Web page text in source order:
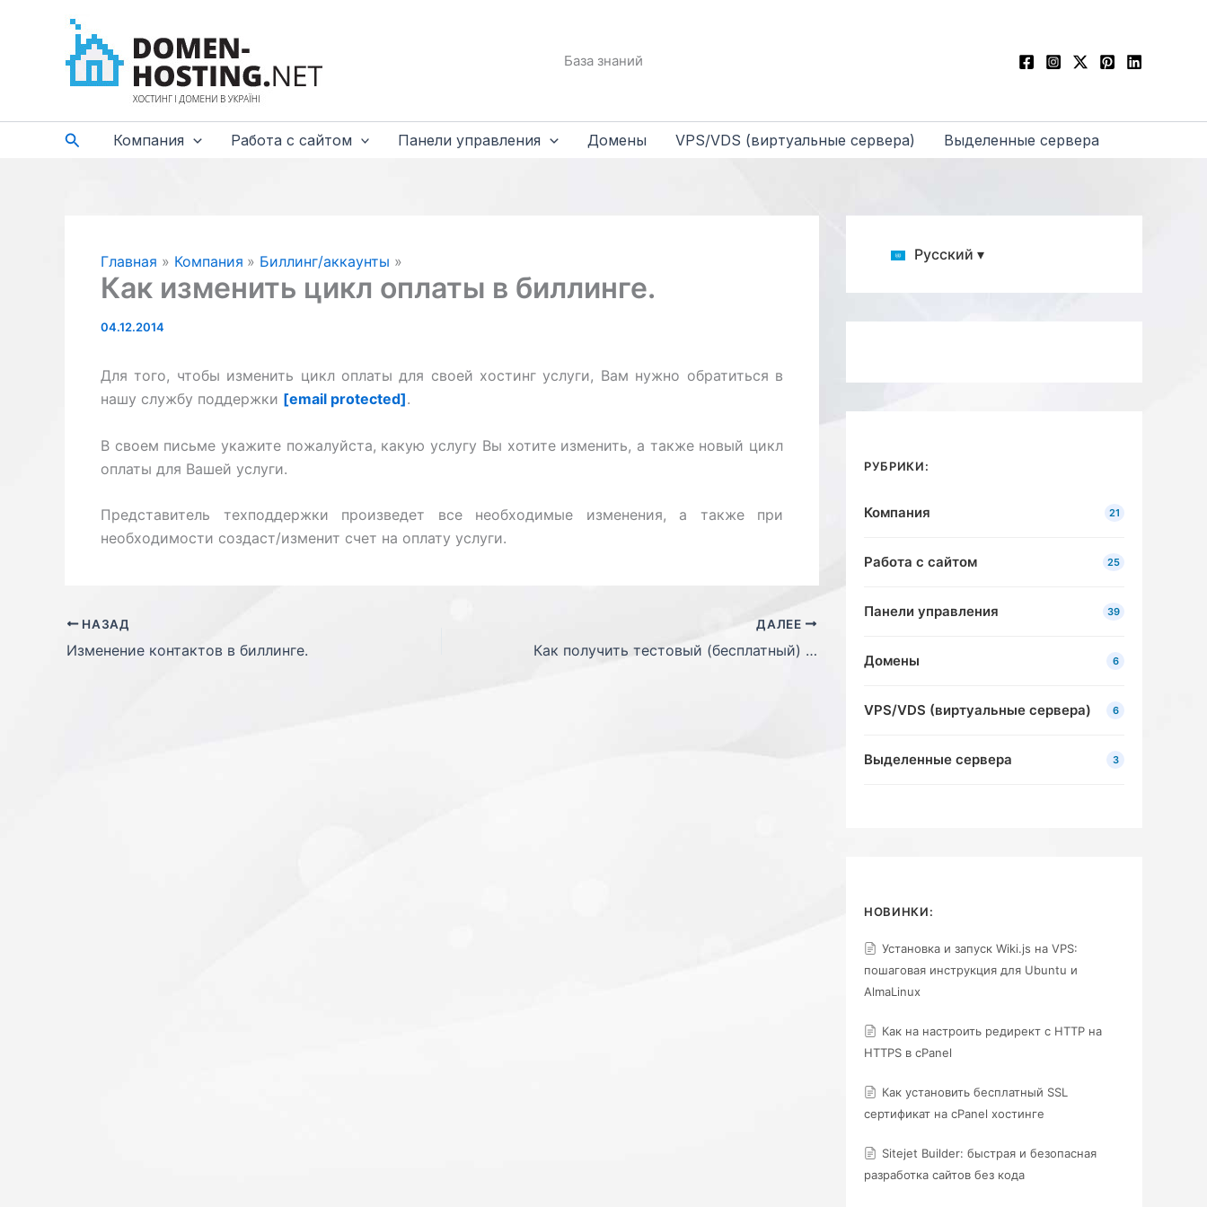
содержимому
База знаний
Поиск Компания Работа с сайтом Панели управления Домены VPS/VDS (виртуальные сервера) Выделенные сервера
Главная Компания Биллинг/аккаунты
Как изменить цикл оплаты в биллинге.
04.12.2014
Для того, чтобы изменить цикл оплаты для своей хостинг услуги, Вам нужно обратиться в
нашу службу поддержки [email protected].
В своем письме укажите пожалуйста, какую услугу Вы хотите изменить, а также новый цикл
оплаты для Вашей услуги.
Представитель техподдержки произведет все необходимые изменения, а также при
необходимости создаст/изменит счет на оплату услуги.
НАЗАД
Изменение контактов в биллинге.
ДАЛЕЕ
Как получить тестовый (бесплатный) период хостинга
Русский ▾
РУБРИКИ:
Компания 21
Работа с сайтом 25
Панели управления 39
Домены 6
VPS/VDS (виртуальные сервера) 6
Выделенные сервера 3
НОВИНКИ:
Установка и запуск Wiki.js на VPS:
пошаговая инструкция для Ubuntu и
AlmaLinux
Как на настроить редирект с HTTP на
HTTPS в cPanel
Как установить бесплатный SSL
сертификат на cPanel хостинге
Sitejet Builder: быстрая и безопасная
разработка сайтов без кода